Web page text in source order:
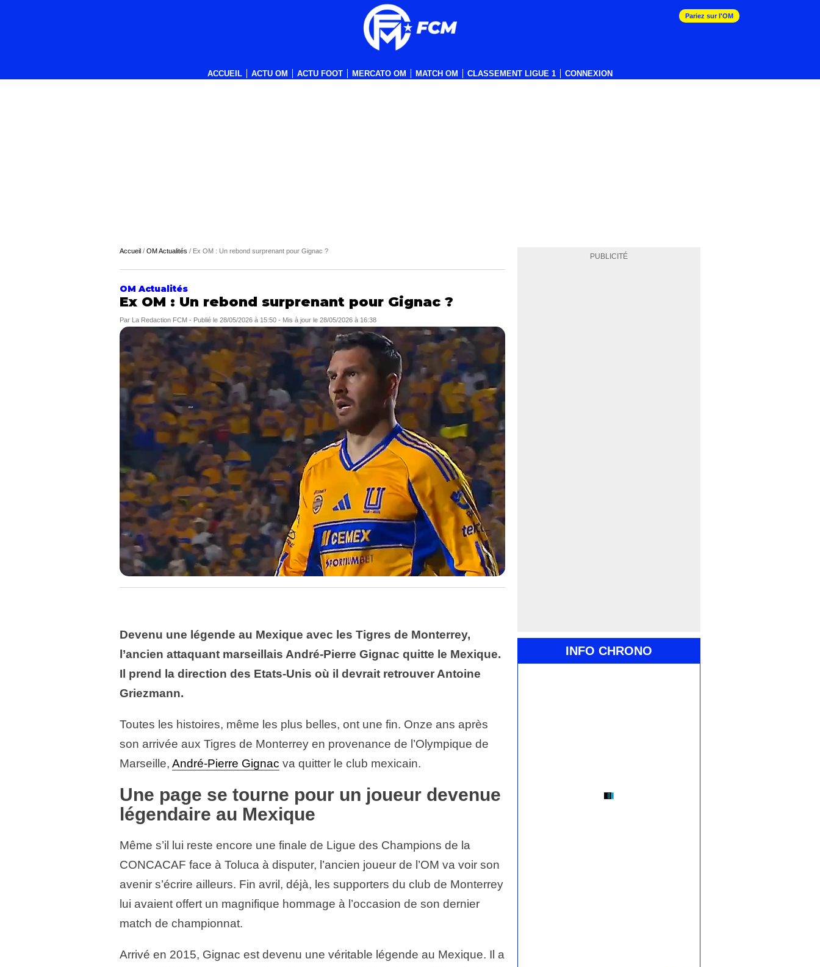
ACCUEIL ACTU OM ACTU FOOT MERCATO OM MATCH OM CLASSEMENT LIGUE 1 CONNEXION
Pariez sur l'OM
PUBLICITÉ
INFO CHRONO
Accueil / OM Actualités / Ex OM : Un rebond surprenant pour Gignac ?
OM Actualités
Ex OM : Un rebond surprenant pour Gignac ?
Par La Redaction FCM - Publié le 28/05/2026 à 15:50 - Mis à jour le 28/05/2026 à 16:38
Devenu une légende au Mexique avec les Tigres de Monterrey,
l’ancien attaquant marseillais André-Pierre Gignac quitte le Mexique.
Il prend la direction des Etats-Unis où il devrait retrouver Antoine
Griezmann.
Toutes les histoires, même les plus belles, ont une fin. Onze ans après
son arrivée aux Tigres de Monterrey en provenance de l’Olympique de
Marseille, André-Pierre Gignac va quitter le club mexicain.
Une page se tourne pour un joueur devenue
légendaire au Mexique
Même s’il lui reste encore une finale de Ligue des Champions de la
CONCACAF face à Toluca à disputer, l’ancien joueur de l’OM va voir son
avenir s’écrire ailleurs. Fin avril, déjà, les supporters du club de Monterrey
lui avaient offert un magnifique hommage à l’occasion de son dernier
match de championnat.
Arrivé en 2015, Gignac est devenu une véritable légende au Mexique. Il a